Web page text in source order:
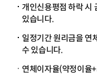
개인신용평점 하락 시
있습니다.
일정기간 원리금을 연
수 있습니다.
연체이자율(약정이율